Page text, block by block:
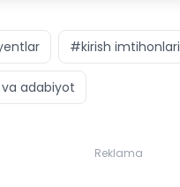
#kirish imtihonlari
adabiyot
Reklama